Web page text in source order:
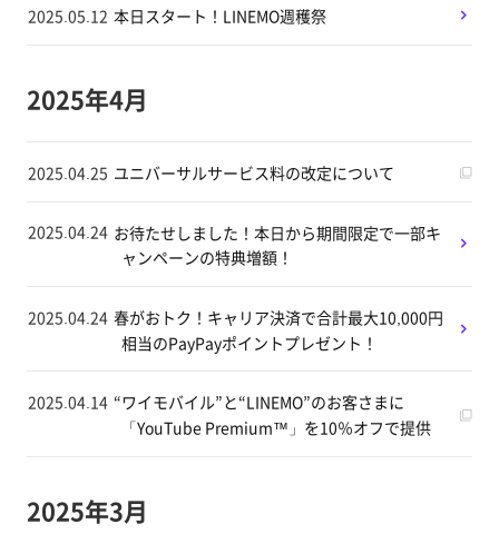
2025.05.12 本日スタート！LINEMO週穫祭
2025年4月
2025.04.25 ユニバーサルサービス料の改定について
2025.04.24 お待たせしました！本日から期間限定で一部キ
ャンペーンの特典増額！
2025.04.24 春がおトク！キャリア決済で合計最大10,000円
相当のPayPayポイントプレゼント！
2025.04.14 “ワイモバイル”と“LINEMO”のお客さまに
「YouTube Premium™」を10％オフで提供
2025年3月